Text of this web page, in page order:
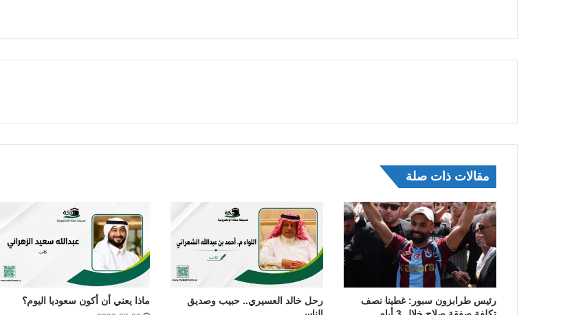
مقالات ذات صلة
رئيس طرابزون سبور: غطينا نصف
رحل خالد العسيري.. حبيب وصديق
ماذا يعني أن أكون سعوديا اليوم؟